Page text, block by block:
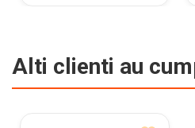
Alti clienti au